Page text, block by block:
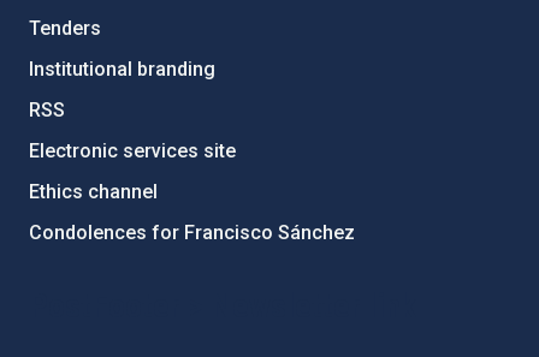
Tenders
Institutional branding
RSS
Electronic services site
Ethics channel
Condolences for Francisco Sánchez